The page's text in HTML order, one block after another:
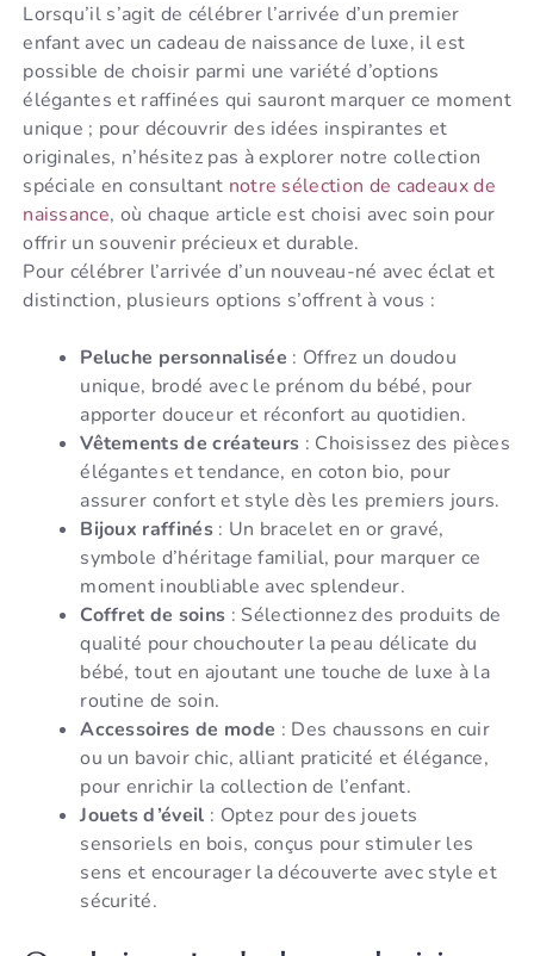
Lorsqu’il s’agit de célébrer l’arrivée d’un premier
enfant avec un cadeau de naissance de luxe, il est
possible de choisir parmi une variété d’options
élégantes et raffinées qui sauront marquer ce moment
unique ; pour découvrir des idées inspirantes et
originales, n’hésitez pas à explorer notre collection
spéciale en consultant notre sélection de cadeaux de
naissance, où chaque article est choisi avec soin pour
offrir un souvenir précieux et durable.
Pour célébrer l’arrivée d’un nouveau-né avec éclat et
distinction, plusieurs options s’offrent à vous :
Peluche personnalisée : Offrez un doudou
unique, brodé avec le prénom du bébé, pour
apporter douceur et réconfort au quotidien.
Vêtements de créateurs : Choisissez des pièces
élégantes et tendance, en coton bio, pour
assurer confort et style dès les premiers jours.
Bijoux raffinés : Un bracelet en or gravé,
symbole d’héritage familial, pour marquer ce
moment inoubliable avec splendeur.
Coffret de soins : Sélectionnez des produits de
qualité pour chouchouter la peau délicate du
bébé, tout en ajoutant une touche de luxe à la
routine de soin.
Accessoires de mode : Des chaussons en cuir
ou un bavoir chic, alliant praticité et élégance,
pour enrichir la collection de l’enfant.
Jouets d’éveil : Optez pour des jouets
sensoriels en bois, conçus pour stimuler les
sens et encourager la découverte avec style et
sécurité.